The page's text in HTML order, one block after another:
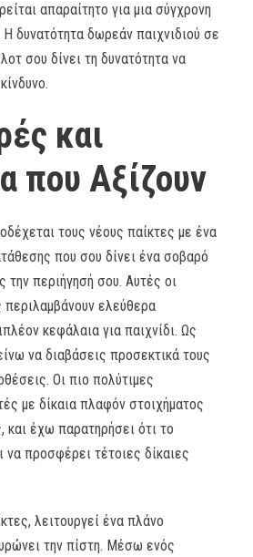
απαραίτητο για μια σύγχρονη
Η δυνατότητα δωρεάν παιχνιδιού σε
σου δίνει τη δυνατότητα να
και
που Αξίζουν
τους νέους παίκτες με ένα
που σου δίνει ένα σοβαρό
την περιήγησή σου. Αυτές οι
ελεύθερα
κεφάλαια για παιχνίδι. Ως
να διαβάσεις προσεκτικά τους
Οι πιο πολύτιμες
με δίκαια πλαφόν στοιχήματος
και έχω παρατηρήσει ότι το
να προσφέρει τέτοιες δίκαιες
λειτουργεί ένα πλάνο
την πίστη. Μέσω ενός